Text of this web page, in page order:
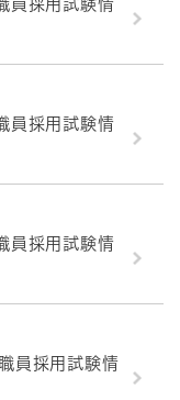
員採用試験情
員採用試験情
員採用試験情
員採用試験情